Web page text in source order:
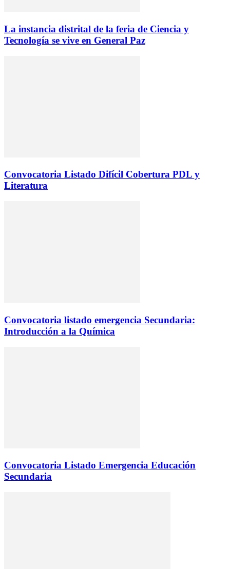
La instancia distrital de la feria de Ciencia y
Tecnología se vive en General Paz
Convocatoria Listado Difícil Cobertura PDL y
Literatura
Convocatoria listado emergencia Secundaria:
Introducción a la Química
Convocatoria Listado Emergencia Educación
Secundaria